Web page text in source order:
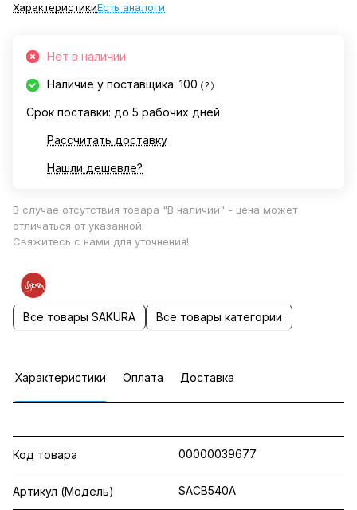
ХарактеристикиЕсть аналоги
Нет в наличии
Наличие у поставщика: 100 ?
Срок поставки: до 5 рабочих дней
Рассчитать доставку
Нашли дешевле?
В случае отсутствия товара "В наличии" - цена может
отличаться от указанной.
Свяжитесь с нами для уточнения!
Все товары SAKURA Все товары категории
Характеристики Оплата Доставка
Код товара 00000039677
Артикул (Модель) SACB540A